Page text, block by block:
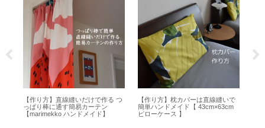
【 FANCL × Toffy 】ハンディファ
ンとフェイスタオル届きました
【プレゼント2026夏】
【HARIO】水出しコーヒーの作り
方とお茶用ボトルとの違い【ハリ
オ フィルターインボトル】